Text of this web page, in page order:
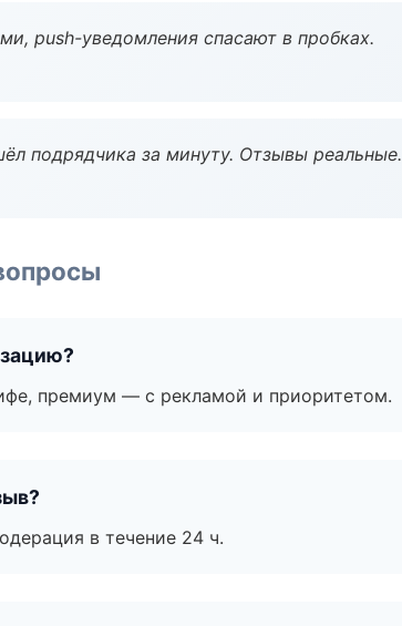
push-уведомления спасают в пробках.
подрядчика за минуту. Отзывы реальные.
премиум — с рекламой и приоритетом.
в течение 24 ч.